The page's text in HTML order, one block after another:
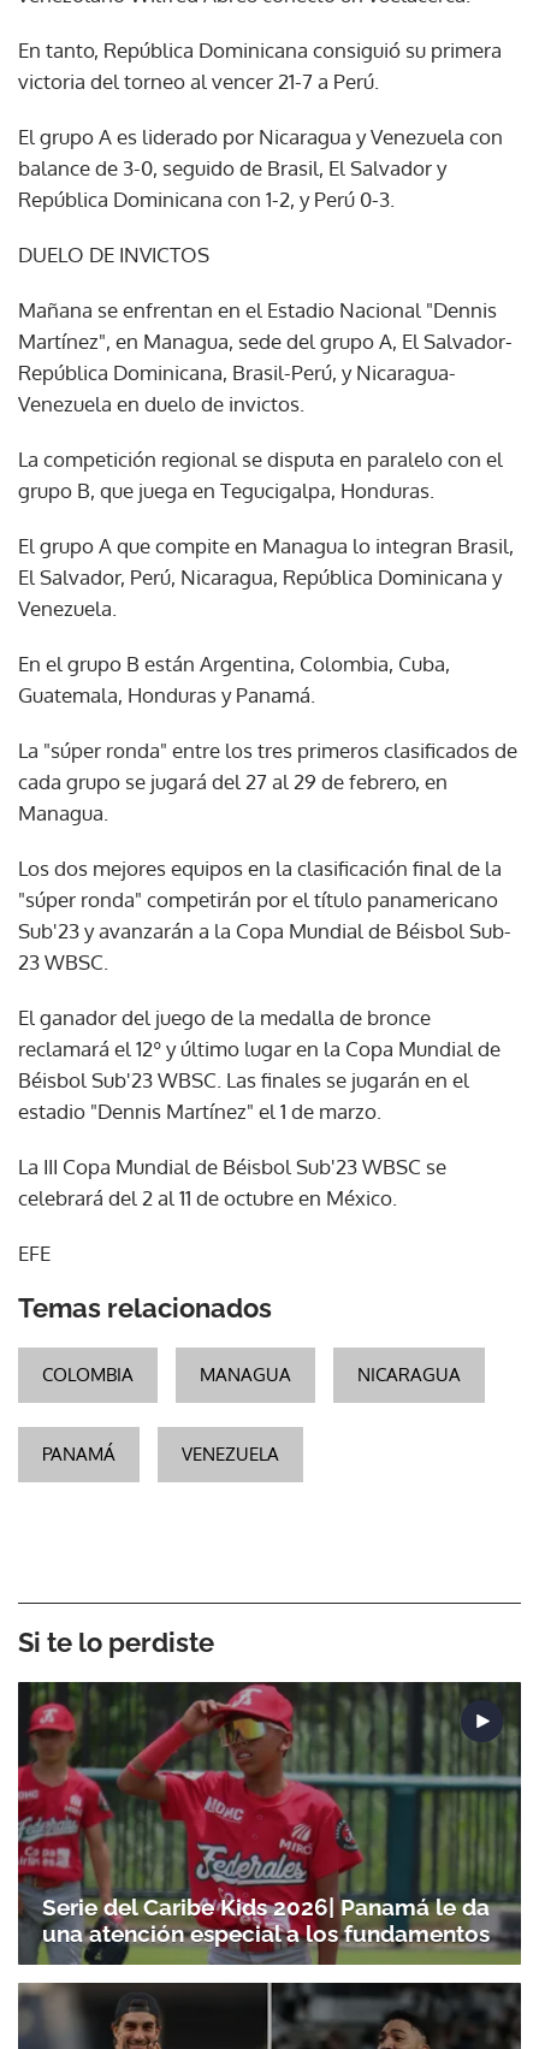
En tanto, República Dominicana consiguió su primera
victoria del torneo al vencer 21-7 a Perú.
El grupo A es liderado por Nicaragua y Venezuela con
balance de 3-0, seguido de Brasil, El Salvador y
República Dominicana con 1-2, y Perú 0-3.
DUELO DE INVICTOS
Mañana se enfrentan en el Estadio Nacional "Dennis
Martínez", en Managua, sede del grupo A, El Salvador-
República Dominicana, Brasil-Perú, y Nicaragua-
Venezuela en duelo de invictos.
La competición regional se disputa en paralelo con el
grupo B, que juega en Tegucigalpa, Honduras.
El grupo A que compite en Managua lo integran Brasil,
El Salvador, Perú, Nicaragua, República Dominicana y
Venezuela.
En el grupo B están Argentina, Colombia, Cuba,
Guatemala, Honduras y Panamá.
La "súper ronda" entre los tres primeros clasificados de
cada grupo se jugará del 27 al 29 de febrero, en
Managua.
Los dos mejores equipos en la clasificación final de la
"súper ronda" competirán por el título panamericano
Sub'23 y avanzarán a la Copa Mundial de Béisbol Sub-
23 WBSC.
El ganador del juego de la medalla de bronce
reclamará el 12º y último lugar en la Copa Mundial de
Béisbol Sub'23 WBSC. Las finales se jugarán en el
estadio "Dennis Martínez" el 1 de marzo.
La III Copa Mundial de Béisbol Sub'23 WBSC se
celebrará del 2 al 11 de octubre en México.
EFE
Temas relacionados
COLOMBIA MANAGUA NICARAGUA
PANAMÁ VENEZUELA
Si te lo perdiste
Serie del Caribe Kids 2026| Panamá le da
una atención especial a los fundamentos